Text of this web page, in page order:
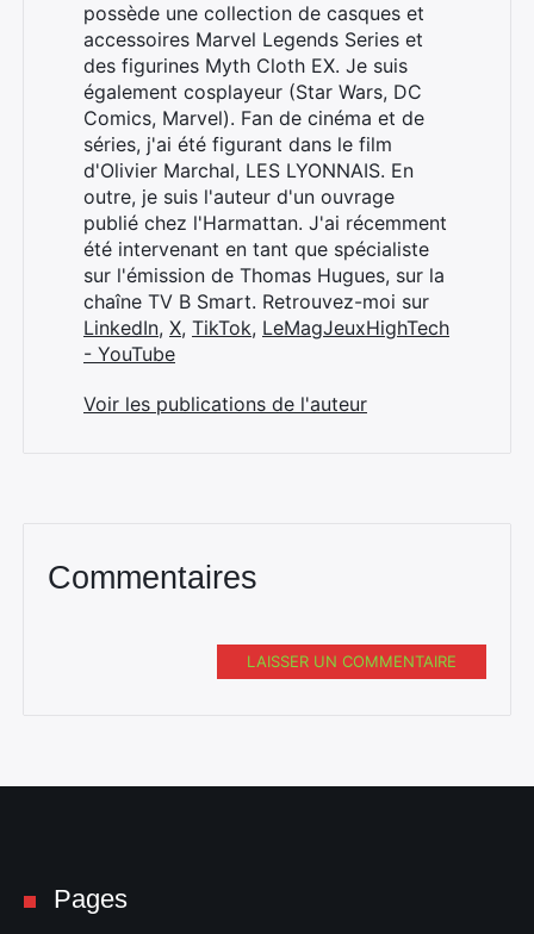
possède une collection de casques et
accessoires Marvel Legends Series et
des figurines Myth Cloth EX. Je suis
également cosplayeur (Star Wars, DC
Comics, Marvel). Fan de cinéma et de
séries, j'ai été figurant dans le film
d'Olivier Marchal, LES LYONNAIS. En
outre, je suis l'auteur d'un ouvrage
publié chez l'Harmattan. J'ai récemment
été intervenant en tant que spécialiste
sur l'émission de Thomas Hugues, sur la
chaîne TV B Smart. Retrouvez-moi sur
LinkedIn, X, TikTok, LeMagJeuxHighTech
- YouTube
Voir les publications de l'auteur
Commentaires
LAISSER UN COMMENTAIRE
Pages